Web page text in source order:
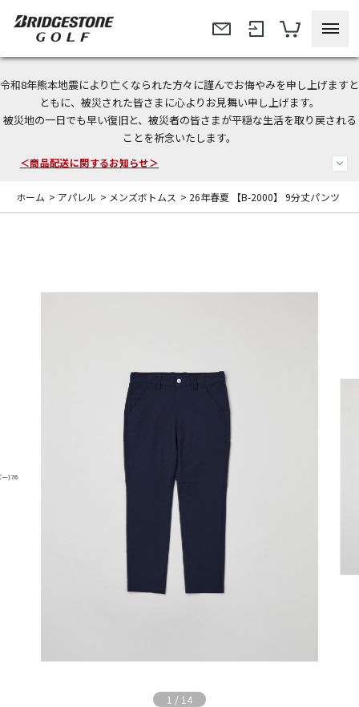
令和8年熊本地震により亡くなられた方々に謹んでお悔やみを申し上げますと
ともに、被災された皆さまに心よりお見舞い申し上げます。
被災地の一日でも早い復旧と、被災者の皆さまが平穏な生活を取り戻される
ことを祈念いたします。
＜夏季休暇中のご注文・発送・お問い合わせ＞
今なら新規会員登録で1,000円OFFクーポンプレゼント！
＜商品配送に関するお知らせ＞
ホーム > アパレル > メンズボトムス > 26年春夏 【B-2000】 9分丈パンツ
1 / 14